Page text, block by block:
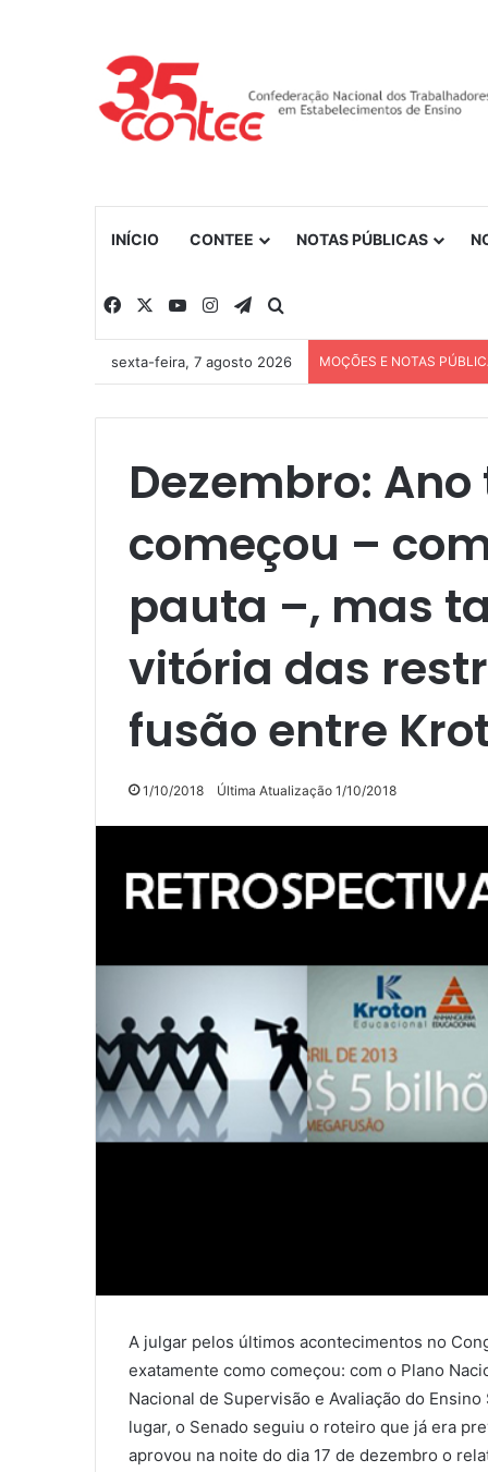
INÍCIO CONTEE NOTAS PÚBLICAS
Facebook YouTubeInstagramTelegram
sexta-feira, 7 agosto 2026 MOÇÕES E NOTAS
Dezembro:
começou –
pauta –, mas
vitória das
fusão entre
1/10/2018 Última Atualização 1/10/2018
A julgar pelos últimos acontecimentos no
exatamente como começou: com o Plano
Nacional de Supervisão e Avaliação do
lugar, o Senado seguiu o roteiro que já era
aprovou na noite do dia 17 de dezembro o